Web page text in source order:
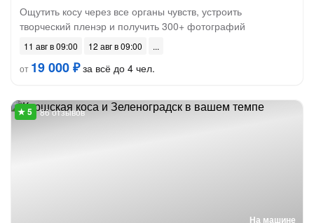
Ощутить косу через все органы чувств, устроить
творческий пленэр и получить 300+ фотографий
11 авг в 09:00
12 авг в 09:00
от 19 000 ₽за всё до 4 чел.
На машине
86 отзывов